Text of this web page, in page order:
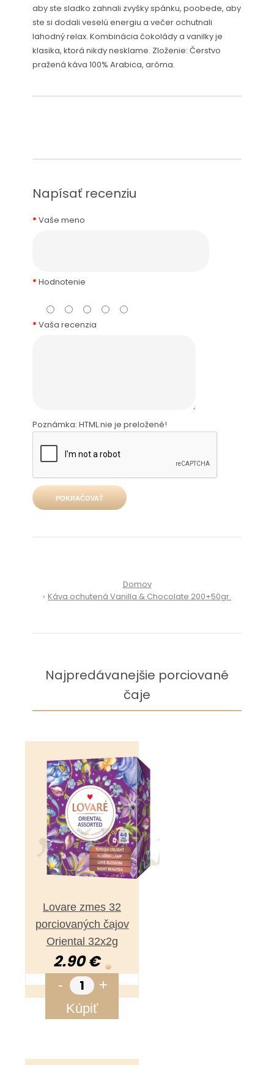
aby ste sladko zahnali zvyšky spánku, poobede, aby
ste si dodali veselú energiu a večer ochutnali
lahodný relax. Kombinácia čokolády a vanilky je
klasika, ktorá nikdy nesklame. Zloženie: Čerstvo
pražená káva 100% Arabica, aróma.
Napísať recenziu
Vaše meno
Hodnotenie
Vaša recenzia
Poznámka: HTML nie je preložené!
POKRAČOVAŤ
Domov
Káva ochutená Vanilla & Chocolate 200+50gr.
Najpredávanejšie porciované
čaje
Lovare zmes 32
porciovaných čajov
Oriental 32x2g
2.90 €
- +
Kúpiť